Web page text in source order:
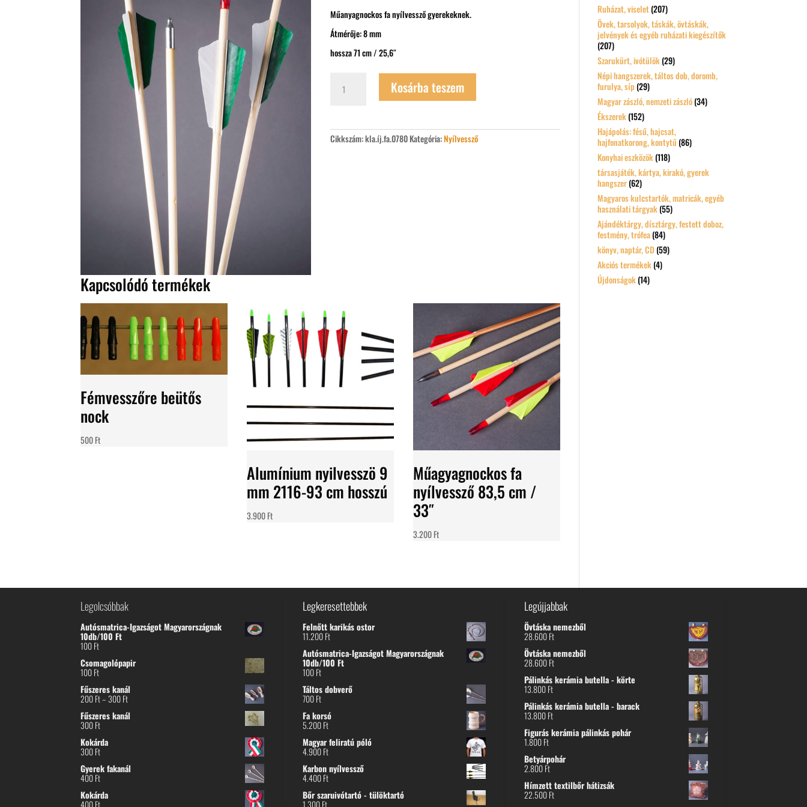
Műanyagnockos fa nyílvessző gyerekeknek.
Átmérője: 8 mm
hossza 71 cm / 25,6″
Műanyagnockos
cm
/
Kosárba teszem
Cikkszám:kla.íj.fa.0780 Kategória:Nyílvessző
Kapcsolódó termékek
Fémvesszőre beütős
nock
500Ft
Alumínium nyilvesszö 9
mm 2116-93 cm hosszú
3.900Ft
Műagyagnockos fa
nyílvessző 83,5 cm /
33″
3.200Ft
Ruházat, viselet(207)
Övek, tarsolyok, táskák, övtáskák,
jelvények és egyéb ruházati kiegészítők
(207)
Szarukürt, ivótülök(29)
Népi hangszerek, táltos dob, doromb,
furulya, síp (29)
Magyar zászló, nemzeti zászló(34)
Ékszerek(152)
Hajápolás: fésű, hajcsat,
hajfonatkorong, kontytű(86)
Konyhai eszközök(118)
társasjáték, kártya, kirakó, gyerek
hangszer(62)
Magyaros kulcstartók, matricák, egyéb
használati tárgyak(55)
Ajándéktárgy, dísztárgy, festett doboz,
festmény, trófea(84)
könyv, naptár, CD (59)
Akciós termékek(4)
Újdonságok(14)
Legolcsóbbak
Autósmatrica-Igazságot Magyarországnak
10db/100 Ft
100Ft
Csomagolópapir
100Ft
Fűszeres kanál
200Ft– 300FtÁrtartomány:
-
Fűszeres kanál
300Ft
Kokárda
300Ft
Gyerek fakanál
400Ft
Kokárda
Legkeresettebbek
Felnőtt karikás ostor
11.200Ft
Autósmatrica-Igazságot Magyarországnak
10db/100 Ft
100Ft
Táltos dobverő
700Ft
Fa korsó
5.200Ft
Magyar feliratú póló
4.900Ft
Karbon nyílvessző
4.400Ft
Bőr szaruivótartó - tülöktartó
Legújjabbak
Övtáska nemezből
28.600Ft
Övtáska nemezből
28.600Ft
Pálinkás kerámia butella - körte
13.800Ft
Pálinkás kerámia butella - barack
13.800Ft
Figurás kerámia pálinkás pohár
1.800Ft
Betyárpohár
2.800Ft
Hímzett textilbőr hátizsák
22.500Ft